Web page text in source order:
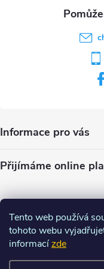
Tento web používá
tohoto webu
informacízde
Informace pro vás
Přijímáme online